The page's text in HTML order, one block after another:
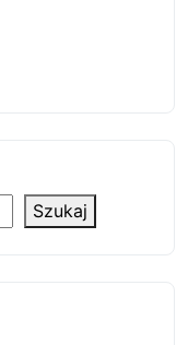
Szukaj